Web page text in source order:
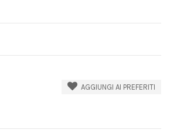
AGGIUNGI AI PREFERITI